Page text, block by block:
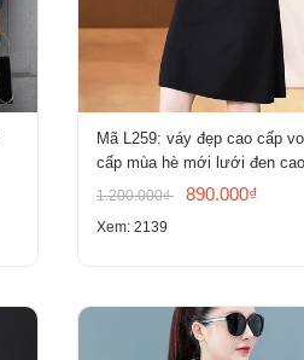
Mã L259: váy đẹp cao cấp
cấp mùa hè mới lưới đen
chất nhỏ tay ngắn
1.200.000₫ 890.000₫
Xem: 2139